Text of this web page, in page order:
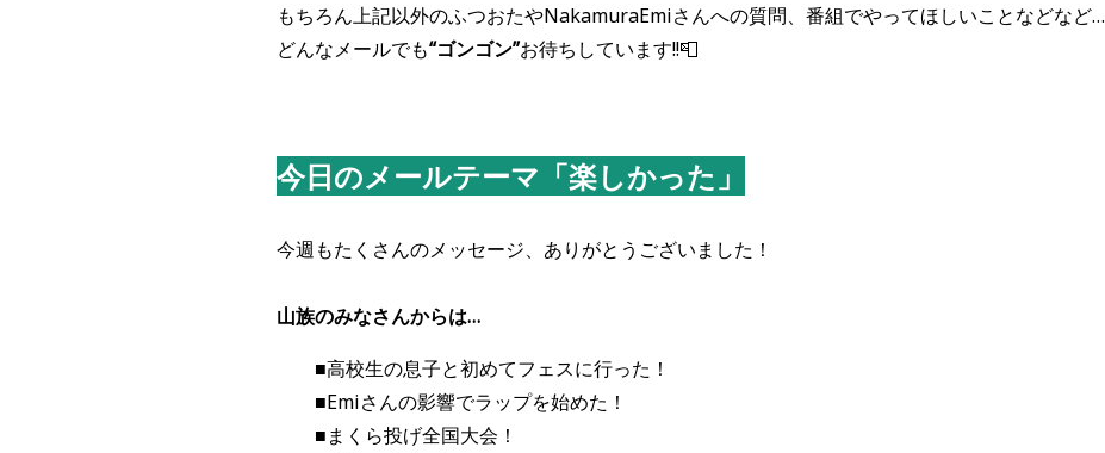
もちろん上記以外のふつおたやNakamuraEmiさんへの質問、番組でやってほしいことなどなど…
どんなメールでも“ゴンゴン”お待ちしています!!📮
今日のメールテーマ「楽しかった」
今週もたくさんのメッセージ、ありがとうございました！
山族のみなさんからは…
■高校生の息子と初めてフェスに行った！
■Emiさんの影響でラップを始めた！
■まくら投げ全国大会！